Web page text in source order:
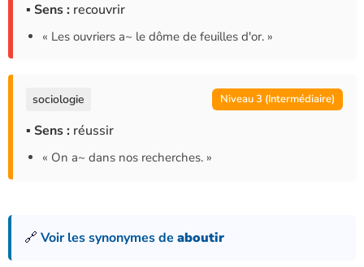
▪ Sens : recouvrir
« Les ouvriers a~ le dôme de feuilles d'or. »
sociologie Niveau 3 (Intermédiaire)
▪ Sens : réussir
« On a~ dans nos recherches. »
🔗 Voir les synonymes de aboutir